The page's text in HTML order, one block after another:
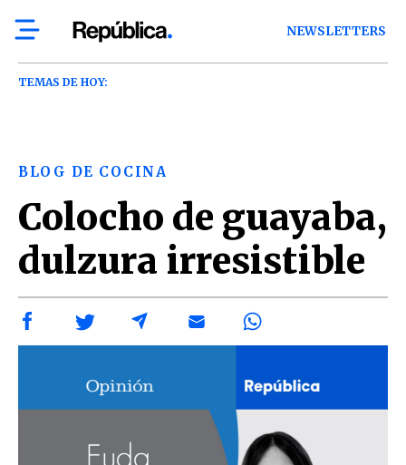
NEWSLETTERS
TEMAS DE HOY:
BLOG DE COCINA
Colocho de guayaba,
dulzura irresistible